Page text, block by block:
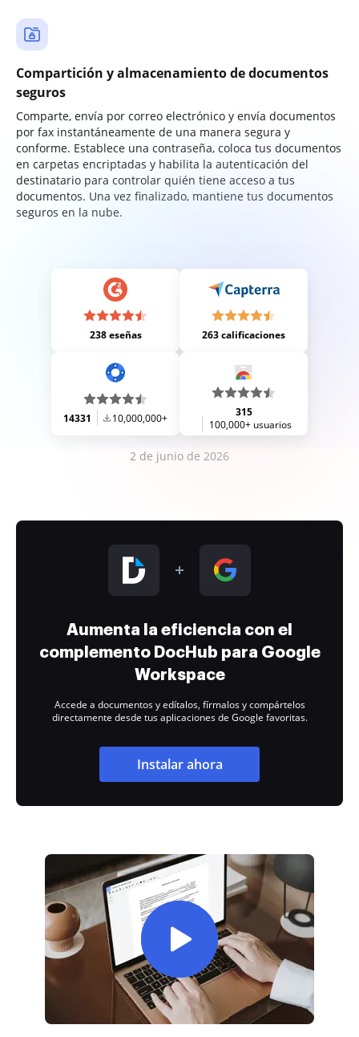
Compartición y almacenamiento de documentos
seguros
Comparte, envía por correo electrónico y envía documentos
por fax instantáneamente de una manera segura y
conforme. Establece una contraseña, coloca tus documentos
en carpetas encriptadas y habilita la autenticación del
destinatario para controlar quién tiene acceso a tus
documentos. Una vez finalizado, mantiene tus documentos
seguros en la nube.
238 eseñas 263 calificaciones
14331 10,000,000+
315
100,000+ usuarios
2 de junio de 2026
Aumenta la eficiencia con el
complemento DocHub para Google
Workspace
Accede a documentos y edítalos, fírmalos y compártelos
directamente desde tus aplicaciones de Google favoritas.
Instalar ahora